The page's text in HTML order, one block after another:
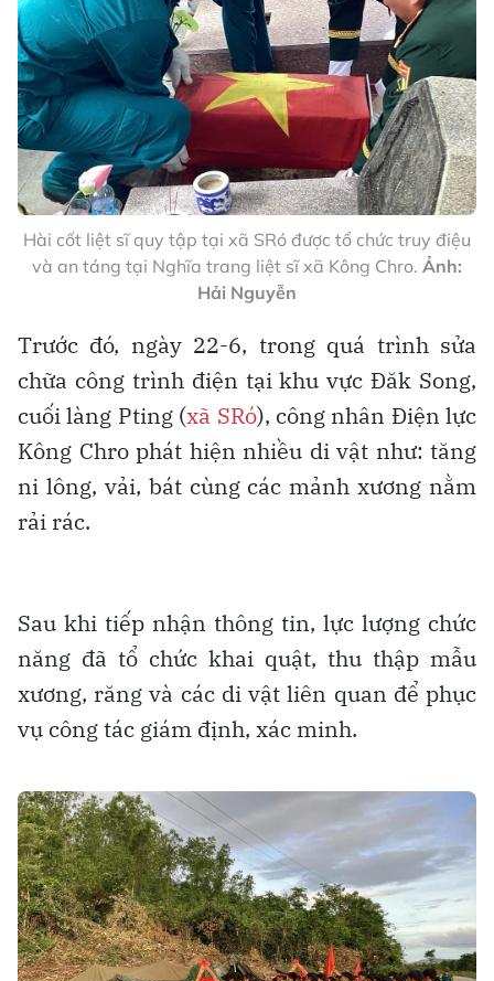
Hài cốt liệt sĩ quy tập tại xã SRó được tổ chức truy điệu
và an táng tại Nghĩa trang liệt sĩ xã Kông Chro. Ảnh:
Hải Nguyễn
Trước đó, ngày 22-6, trong quá trình sửa
chữa công trình điện tại khu vực Đăk Song,
cuối làng Pting (xã SRó), công nhân Điện lực
Kông Chro phát hiện nhiều di vật như: tăng
ni lông, vải, bát cùng các mảnh xương nằm
rải rác.
Sau khi tiếp nhận thông tin, lực lượng chức
năng đã tổ chức khai quật, thu thập mẫu
xương, răng và các di vật liên quan để phục
vụ công tác giám định, xác minh.